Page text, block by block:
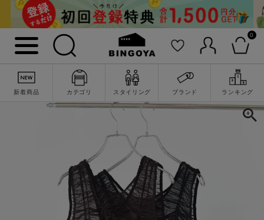
0
新着商品 カテゴリ スタイリング ブランド ランキング
詳細検索